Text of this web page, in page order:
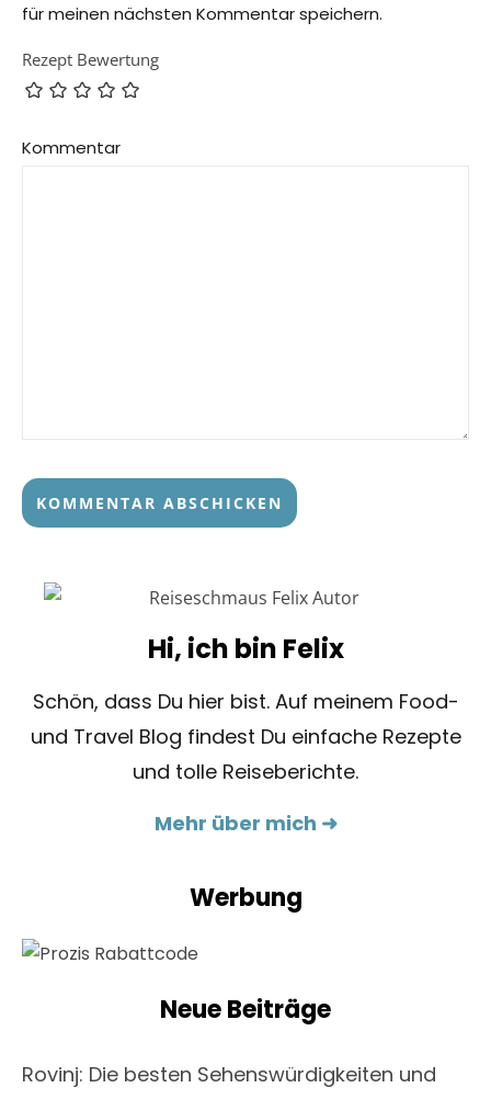
für meinen nächsten Kommentar speichern.
Rezept Bewertung
Kommentar
Hi, ich bin Felix
Schön, dass Du hier bist. Auf meinem Food-
und Travel Blog findest Du einfache Rezepte
und tolle Reiseberichte.
Mehr über mich ➜
Werbung
Neue Beiträge
Rovinj: Die besten Sehenswürdigkeiten und